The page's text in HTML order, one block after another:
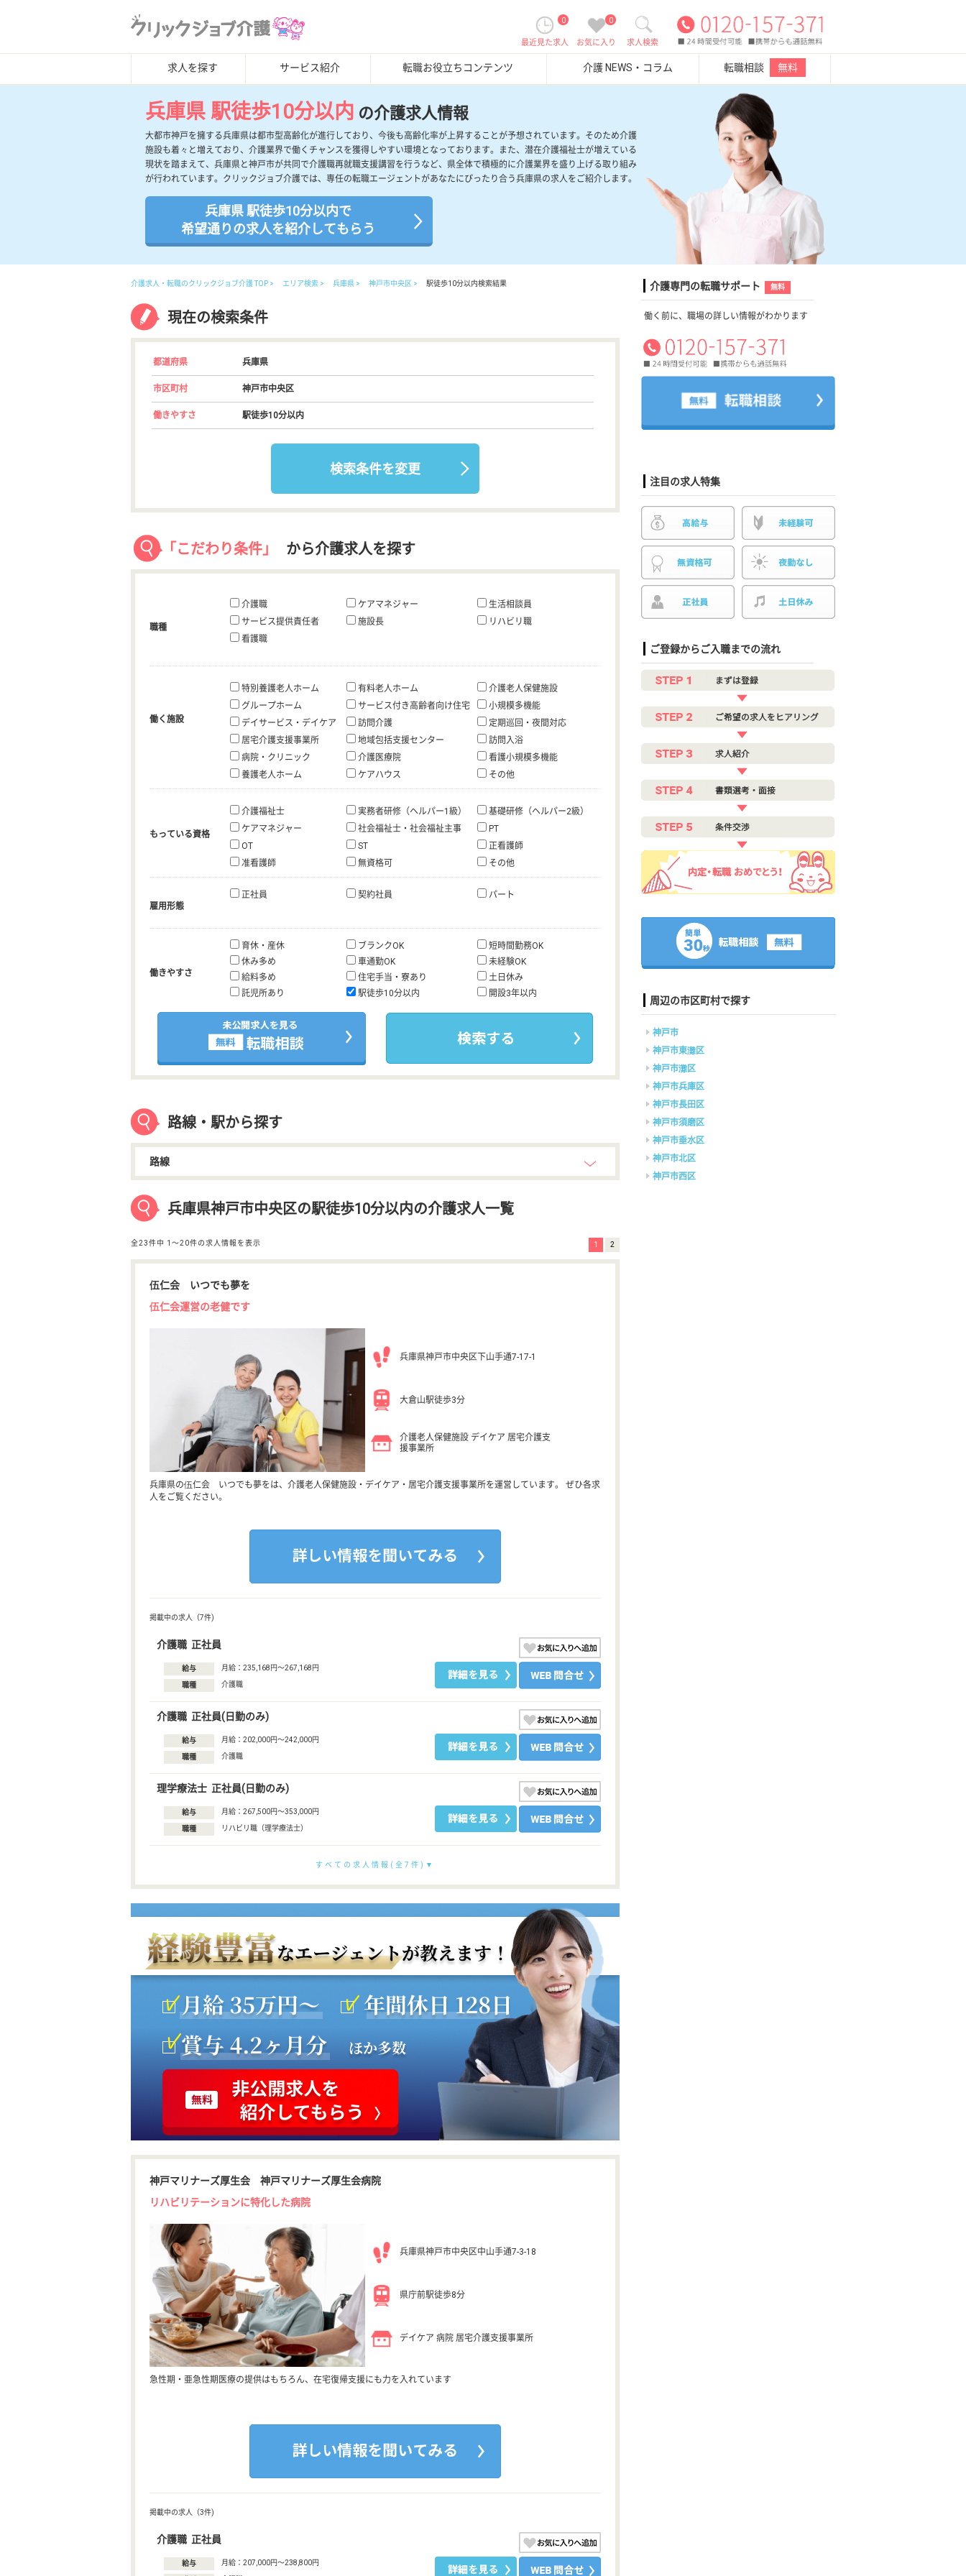
求人検索
0
お気に入り
0
最近見た求人
求人を探す サービス紹介 転職お役立ちコンテンツ 介護 NEWS・コラム 転職相談 無料
兵庫県 駅徒歩10分以内 の介護求人情報
大都市神戸を擁する兵庫県は都市型高齢化が進行しており、今後も高齢化率が上昇することが予想されています。そのため介護
施設も着々と増えており、介護業界で働くチャンスを獲得しやすい環境となっております。また、潜在介護福祉士が増えている
現状を踏まえて、兵庫県と神戸市が共同で介護職再就職支援講習を行うなど、県全体で積極的に介護業界を盛り上げる取り組み
が行われています。クリックジョブ介護では、専任の転職エージェントがあなたにぴったり合う兵庫県の求人をご紹介します。
兵庫県 駅徒歩10分以内で
希望通りの求人を紹介してもらう
介護求人・転職のクリックジョブ介護 TOP エリア検索 兵庫県 神戸市中央区 駅徒歩10分以内検索結果
現在の検索条件
都道府県 兵庫県
市区町村 神戸市中央区
働きやすさ 駅徒歩10分以内
検索条件を変更
「こだわり条件」 から介護求人を探す
職種
介護職 ケアマネジャー
生活相談員
サービス提供責任者
施設長
リハビリ職
看護職
働く施設
特別養護老人ホーム 有料老人ホーム
介護老人保健施設
グループホーム
サービス付き高齢者向け住宅
小規模多機能
デイサービス・デイケア
訪問介護
定期巡回・夜間対応
居宅介護支援事業所
地域包括支援センター
訪問入浴
病院・クリニック
介護医療院
看護小規模多機能
養護老人ホーム
ケアハウス その他
もっている資格
介護福祉士 実務者研修（ヘルパー1級）
基礎研修（ヘルパー2級）
ケアマネジャー
社会福祉士・社会福祉主事
PT
OT
ST
正看護師
准看護師
無資格可 その他
雇用形態
正社員 契約社員 パート
働きやすさ
育休・産休 ブランクOK
短時間勤務OK
休み多め
車通勤OK
未経験OK
給料多め
住宅手当・寮あり
土日休み
託児所あり
駅徒歩10分以内 開設3年以内
路線・駅から探す
路線
兵庫県神戸市中央区の駅徒歩10分以内の介護求人一覧
全23件中 1〜20件の求人情報を表示 1 2
伍仁会 いつでも夢を
伍仁会運営の老健です
兵庫県神戸市中央区下山手通7-17-1
大倉山駅徒歩3分
介護老人保健施設 デイケア 居宅介護支
援事業所
兵庫県の伍仁会 いつでも夢をは、介護老人保健施設・デイケア・居宅介護支援事業所を運営しています。 ぜひ各求
人をご覧ください。
掲載中の求人（7件)
介護職 正社員
給与 月給：235,168円〜267,168円
職種 介護職
介護職 正社員(日勤のみ)
給与 月給：202,000円〜242,000円
職種 介護職
理学療法士 正社員(日勤のみ)
給与 月給：267,500円〜353,000円
職種 リハビリ職（理学療法士）
すべての求人情報(全7件)
神戸マリナーズ厚生会 神戸マリナーズ厚生会病院
リハビリテーションに特化した病院
兵庫県神戸市中央区中山手通7-3-18
県庁前駅徒歩8分
デイケア 病院 居宅介護支援事業所
急性期・亜急性期医療の提供はもちろん、在宅復帰支援にも力を入れています
掲載中の求人（3件)
介護職 正社員
給与 月給：207,000円〜238,800円
介護専門の転職サポート 無料
働く前に、職場の詳しい情報がわかります
注目の求人特集
ご登録からご入職までの流れ
周辺の市区町村で探す
神戸市
神戸市東灘区
神戸市灘区
神戸市兵庫区
神戸市長田区
神戸市須磨区
神戸市垂水区
神戸市北区
神戸市西区